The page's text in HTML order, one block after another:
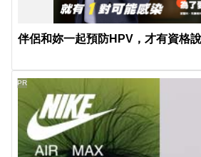
伴侶和妳一起預防HPV，才有資格說
PR